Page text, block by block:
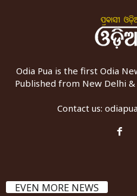
Odia Pua is the first Odia
Published from New Delhi
Contact us:
EVEN MORE NEWS